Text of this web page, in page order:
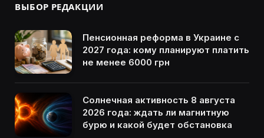
ВЫБОР РЕДАКЦИИ
Пенсионная реформа в Украине с
2027 года: кому планируют платить
не менее 6000 грн
Солнечная активность 8 августа
2026 года: ждать ли магнитную
бурю и какой будет обстановка